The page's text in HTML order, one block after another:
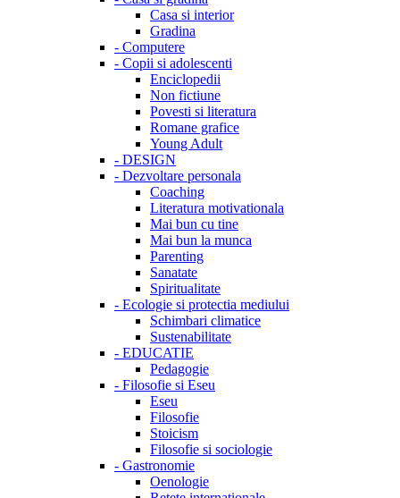
Casa si interior
Gradina
- Computere
- Copii si adolescenti
Enciclopedii
Non fictiune
Povesti si literatura
Romane grafice
Young Adult
- DESIGN
- Dezvoltare personala
Coaching
Literatura motivationala
Mai bun cu tine
Mai bun la munca
Parenting
Sanatate
Spiritualitate
- Ecologie si protectia mediului
Schimbari climatice
Sustenabilitate
- EDUCATIE
Pedagogie
- Filosofie si Eseu
Eseu
Filosofie
Stoicism
Filosofie si sociologie
- Gastronomie
Oenologie